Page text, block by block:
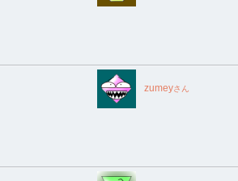
zumeyさん